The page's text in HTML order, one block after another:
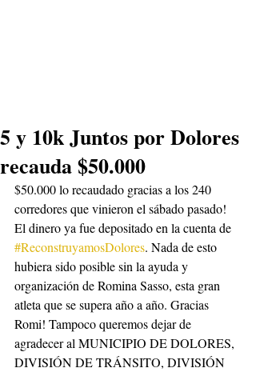
5 y 10k Juntos por Dolores
recauda $50.000
$50.000 lo recaudado gracias a los 240
corredores que vinieron el sábado pasado!
El dinero ya fue depositado en la cuenta de
#ReconstruyamosDolores. Nada de esto
hubiera sido posible sin la ayuda y
organización de Romina Sasso, esta gran
atleta que se supera año a año. Gracias
Romi! Tampoco queremos dejar de
agradecer al MUNICIPIO DE DOLORES,
DIVISIÓN DE TRÁNSITO, DIVISIÓN